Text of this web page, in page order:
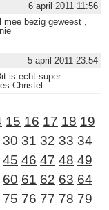
6 april 2011 11:56
mee bezig geweest ,
5 april 2011 23:54
is echt super
Christel
15 16 17 18 19
30 31 32 33 34
45 46 47 48 49
60 61 62 63 64
75 76 77 78 79